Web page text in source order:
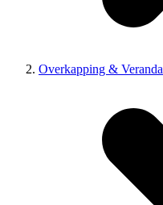
Overkapping & Veranda